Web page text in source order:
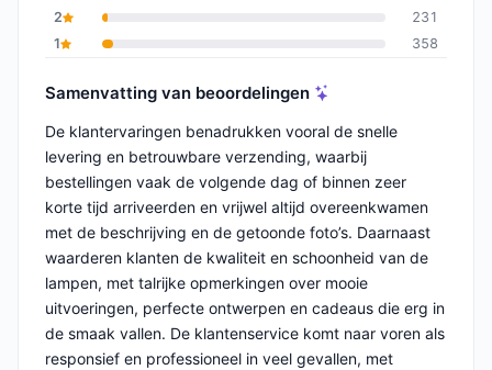
2
231
1
358
Samenvatting van beoordelingen
De klantervaringen benadrukken vooral de snelle
levering en betrouwbare verzending, waarbij
bestellingen vaak de volgende dag of binnen zeer
korte tijd arriveerden en vrijwel altijd overeenkwamen
met de beschrijving en de getoonde foto’s. Daarnaast
waarderen klanten de kwaliteit en schoonheid van de
lampen, met talrijke opmerkingen over mooie
uitvoeringen, perfecte ontwerpen en cadeaus die erg in
de smaak vallen. De klantenservice komt naar voren als
responsief en professioneel in veel gevallen, met